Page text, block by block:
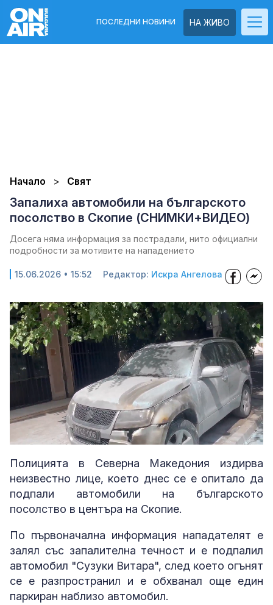
НА ЖИВО
ПОСЛЕДНИ НОВИНИ
Начало Свят
Запалиха автомобили на българското
посолство в Скопие (СНИМКИ+ВИДЕО)
Досега няма информация за пострадали, нито официални
подробности за мотивите на нападението
15.06.2026 • 15:52 Редактор: Искра Ангелова
Loaded
100.00%
Полицията в Северна Македония издирва
неизвестно лице, което днес се е опитало да
подпали автомобили на българското
посолство в центъра на Скопие.
По първоначална информация нападателят е
залял със запалителна течност и е подпалил
автомобил "Сузуки Витара", след което огънят
се е разпространил и е обхванал още един
паркиран наблизо автомобил.